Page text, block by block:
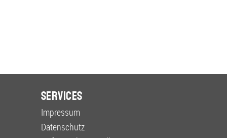
Services
Impressum
Datenschutz